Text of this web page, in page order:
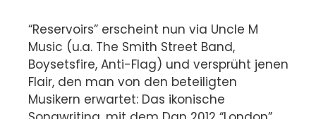
“Reservoirs” erscheint nun via Uncle M
Music (u.a. The Smith Street Band,
Boysetsfire, Anti-Flag) und versprüht jenen
Flair, den man von den beteiligten
Musikern erwartet: Das ikonische